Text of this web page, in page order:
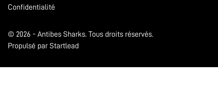
Confidentialité
© 2026 - Antibes Sharks. Tous droits réservés.
Propulsé par Startlead